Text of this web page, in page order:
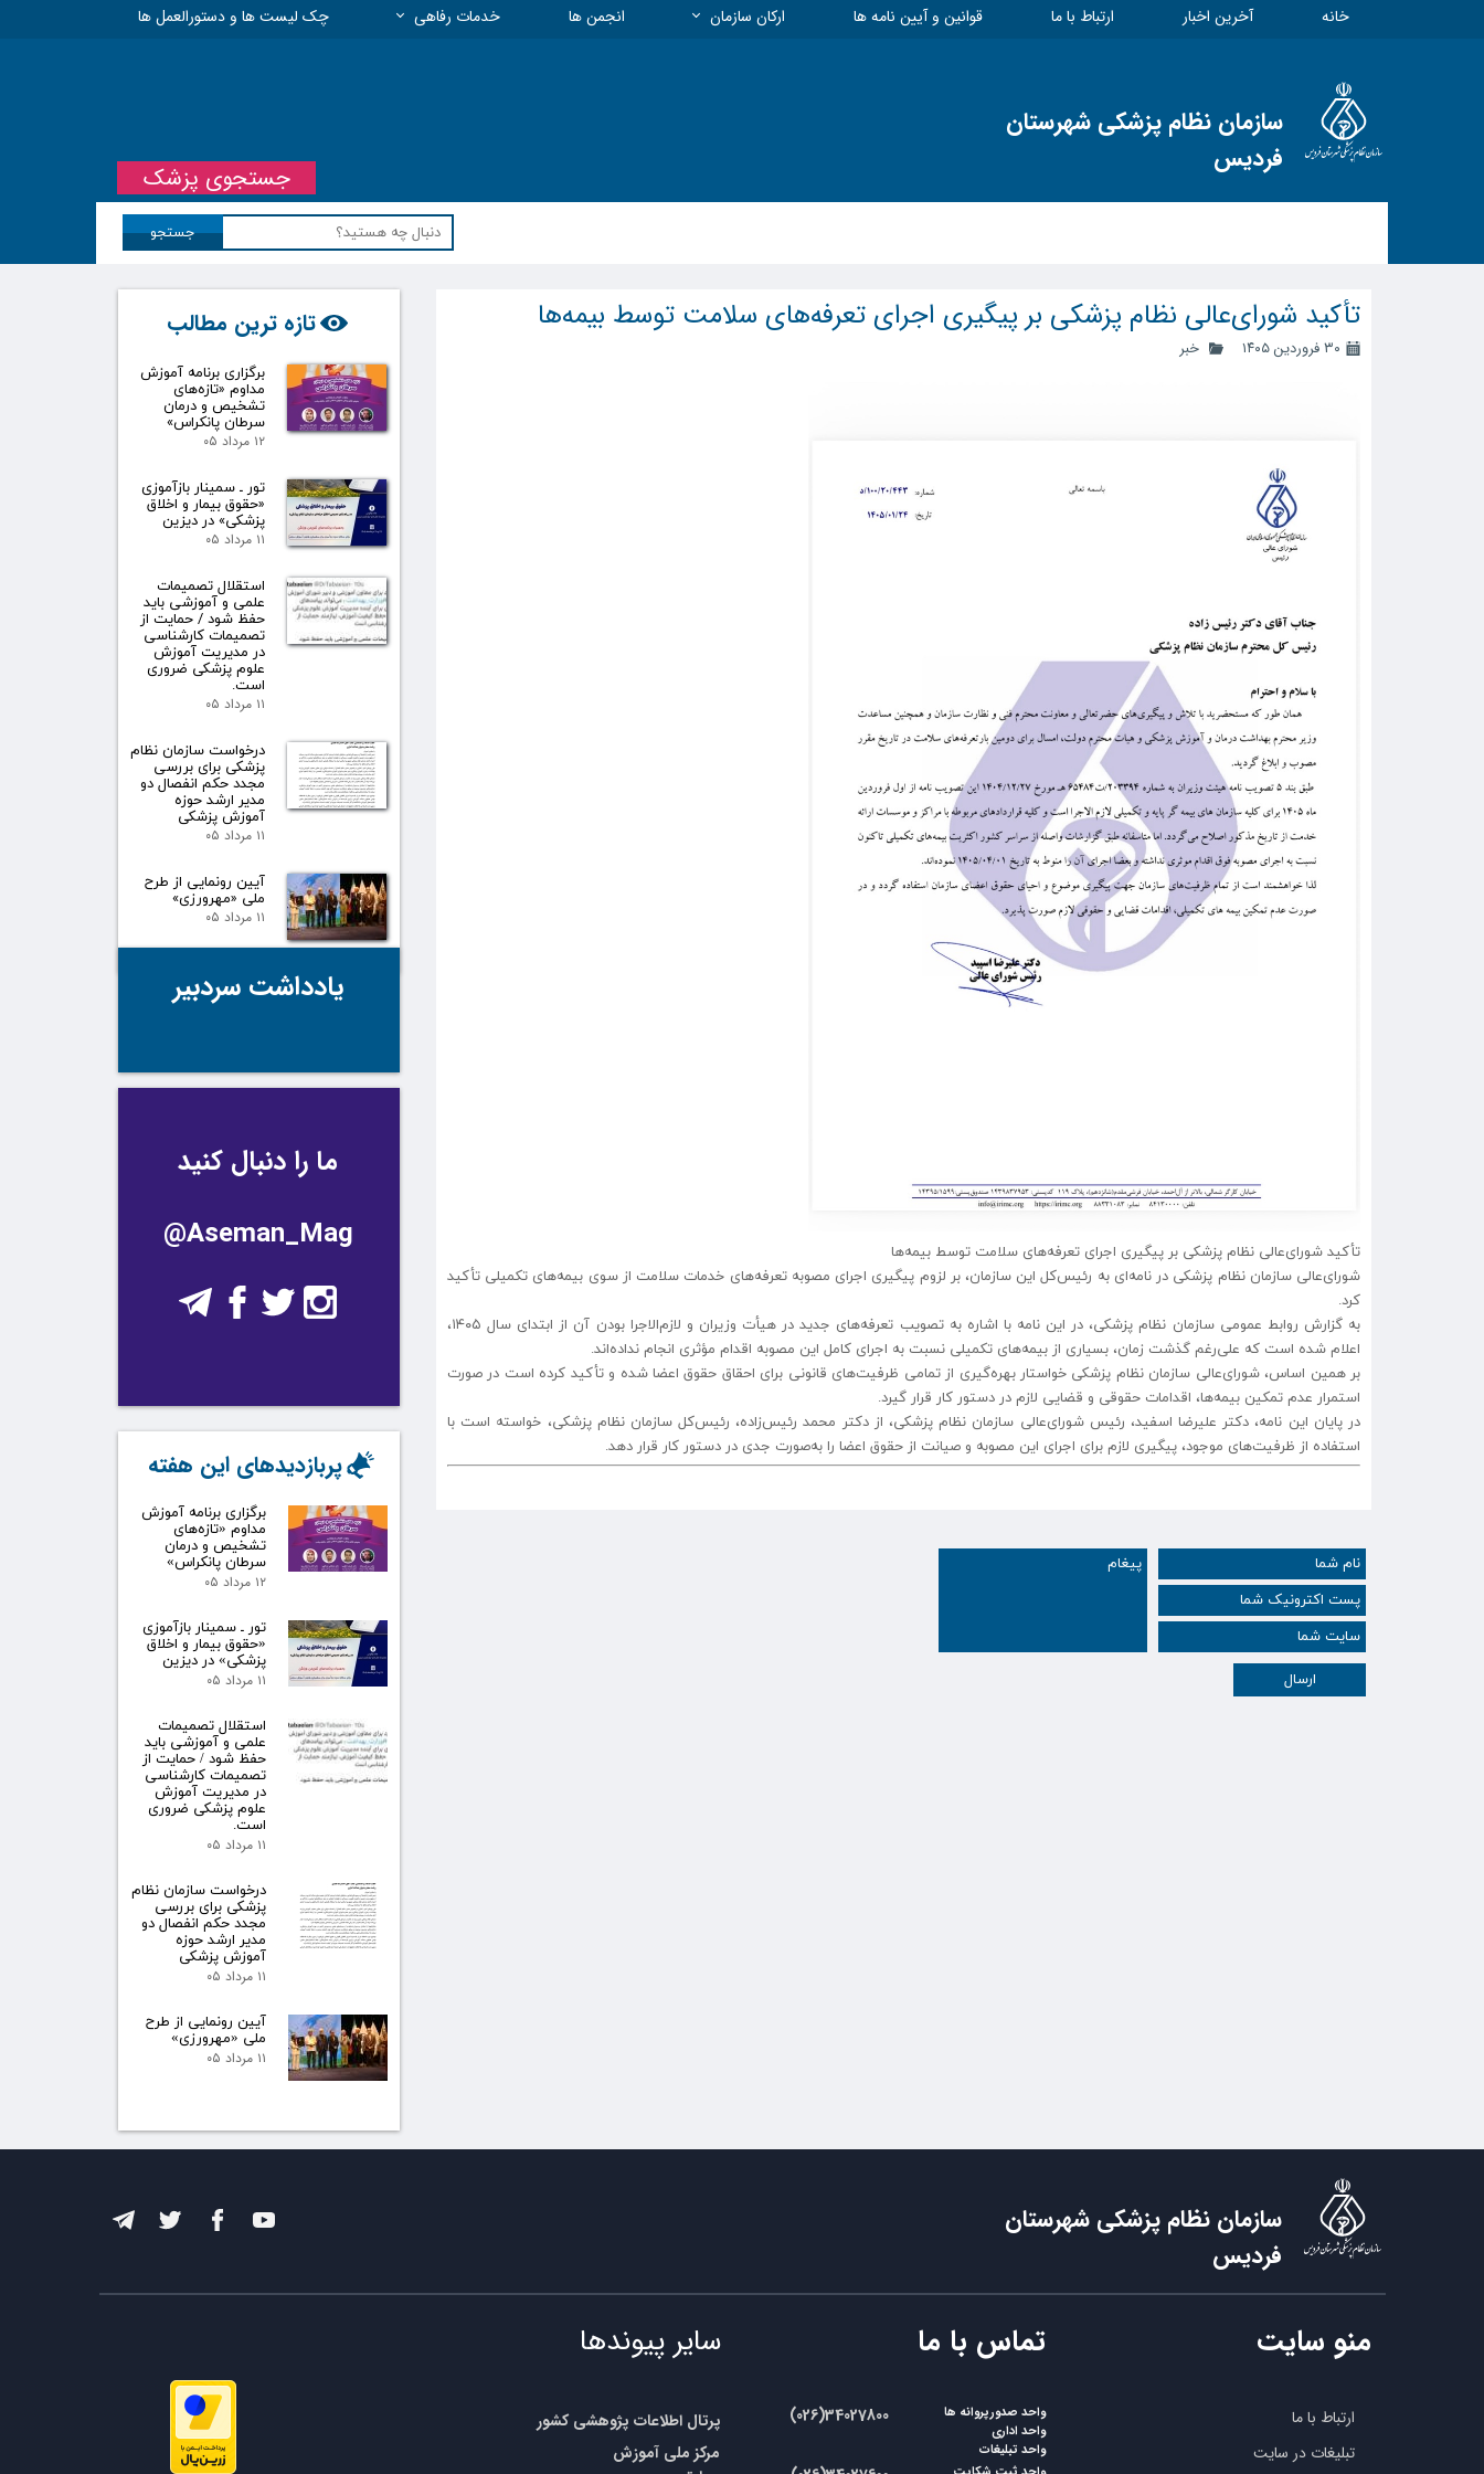
خانه آخرین اخبار ارتباط با ما قوانین و آیین نامه ها ارکان سازمان
معاونت فنی و نظارت
معاونت آموزشی و پژوهشی
انجمن ها خدمات رفاهی چک لیست ها و دستورالعمل ها
سازمان نظام پزشکی شهرستان
فردیس
جستجو
جستجوی پزشک
تأکید شورای‌عالی نظام پزشکی بر پیگیری اجرای تعرفه‌های سلامت توسط بیمه‌ها
۳۰ فروردین ۱۴۰۵ خبر
تأکید شورای‌عالی نظام پزشکی بر پیگیری اجرای تعرفه‌های سلامت توسط بیمه‌ها
شورای‌عالی سازمان نظام پزشکی در نامه‌ای به رئیس‌کل این سازمان، بر لزوم پیگیری اجرای مصوبه تعرفه‌های خدمات سلامت از سوی بیمه‌های تکمیلی تأکید
کرد.
به گزارش روابط عمومی سازمان نظام پزشکی، در این نامه با اشاره به تصویب تعرفه‌های جدید در هیأت وزیران و لازم‌الاجرا بودن آن از ابتدای سال ۱۴۰۵،
اعلام شده است که علی‌رغم گذشت زمان، بسیاری از بیمه‌های تکمیلی نسبت به اجرای کامل این مصوبه اقدام مؤثری انجام نداده‌اند.
بر همین اساس، شورای‌عالی سازمان نظام پزشکی خواستار بهره‌گیری از تمامی ظرفیت‌های قانونی برای احقاق حقوق اعضا شده و تأکید کرده است در صورت
استمرار عدم تمکین بیمه‌ها، اقدامات حقوقی و قضایی لازم در دستور کار قرار گیرد.
در پایان این نامه، دکتر علیرضا اسفید، رئیس شورای‌عالی سازمان نظام پزشکی، از دکتر محمد رئیس‌زاده، رئیس‌کل سازمان نظام پزشکی، خواسته است با
استفاده از ظرفیت‌های موجود، پیگیری لازم برای اجرای این مصوبه و صیانت از حقوق اعضا را به‌صورت جدی در دستور کار قرار دهد.
ارسال
تازه ترین مطالب
برگزاری برنامه آموزش
مداوم «تازه‌های
تشخیص و درمان
سرطان پانکراس»
۱۲ مرداد ۰۵
تور ـ سمینار بازآموزی
«حقوق بیمار و اخلاق
پزشکی» در دیزین
۱۱ مرداد ۰۵
استقلال تصمیمات
علمی و آموزشی باید
حفظ شود / حمایت از
تصمیمات کارشناسی
در مدیریت آموزش
علوم پزشکی ضروری
است.
۱۱ مرداد ۰۵
درخواست سازمان نظام
پزشکی برای بررسی
مجدد حکم انفصال دو
مدیر ارشد حوزه
آموزش پزشکی
۱۱ مرداد ۰۵
آیین رونمایی از طرح
ملی «مهرورزی»
۱۱ مرداد ۰۵
یادداشت سردبیر
@Aseman_Mag
ما را دنبال کنید
برگزاری برنامه آموزش
مداوم «تازه‌های
تشخیص و درمان
سرطان پانکراس»
۱۲ مرداد ۰۵
تور ـ سمینار بازآموزی
«حقوق بیمار و اخلاق
پزشکی» در دیزین
۱۱ مرداد ۰۵
استقلال تصمیمات
علمی و آموزشی باید
حفظ شود / حمایت از
تصمیمات کارشناسی
در مدیریت آموزش
علوم پزشکی ضروری
است.
۱۱ مرداد ۰۵
درخواست سازمان نظام
پزشکی برای بررسی
مجدد حکم انفصال دو
مدیر ارشد حوزه
آموزش پزشکی
۱۱ مرداد ۰۵
آیین رونمایی از طرح
ملی «مهرورزی»
۱۱ مرداد ۰۵
پربازدیدهای این هفته
سازمان نظام پزشکی شهرستان
فردیس
ارتباط با ما
تبلیغات در سایت
منو سایت ​تماس با ما
​​(026)34027800
واحد صدورپروانه ها
واحد اداری
واحد تبلیغات
سایر پیوندها
پرتال اطلاعات پژوهشی کشور
مرکز ملی آموزش